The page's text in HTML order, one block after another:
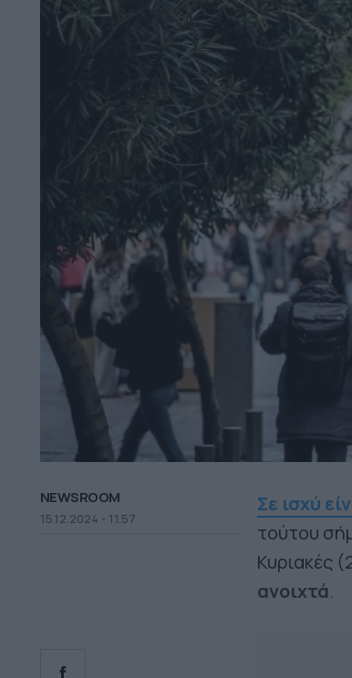
NEWSROOM
15.12.2024 - 11.57
Σε ισχύ
τούτου
Κυριακές
ανοιχτά.